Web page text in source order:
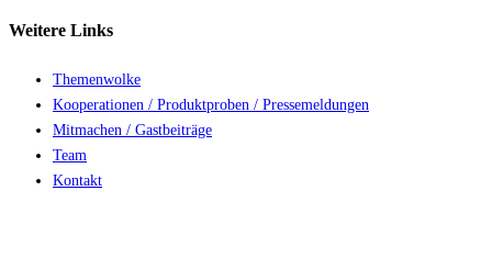
Weitere Links
Themenwolke
Kooperationen / Produktproben / Pressemeldungen
Mitmachen / Gastbeiträge
Team
Kontakt